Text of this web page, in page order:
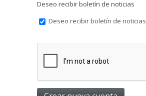
Deseo recibir boletín de noticias
Deseo recibir boletín de noticias